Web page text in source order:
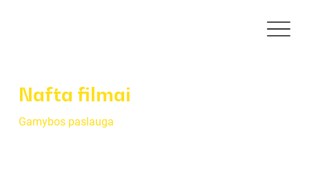
Nafta filmai
Gamybos paslauga